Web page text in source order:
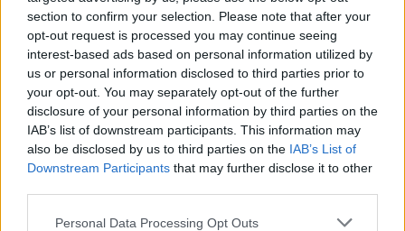
section to confirm your selection. Please note that after your
opt-out request is processed you may continue seeing
interest-based ads based on personal information utilized by
us or personal information disclosed to third parties prior to
your opt-out. You may separately opt-out of the further
disclosure of your personal information by third parties on the
IAB’s list of downstream participants. This information may
also be disclosed by us to third parties on the IAB’s List of
Downstream Participants that may further disclose it to other
Personal Data Processing Opt Outs